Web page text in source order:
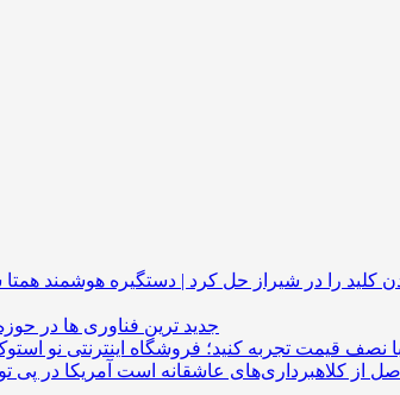
را در شیراز حل کرد | دستگیره هوشمند
جدید ترین فناوری ها در
نصف قیمت تجربه کنید؛ فروشگاه اینترنتی نو